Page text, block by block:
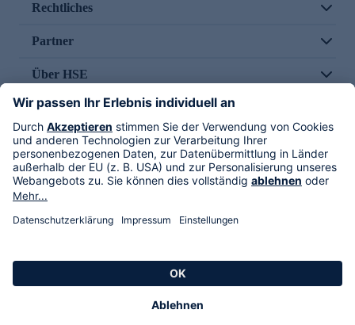
Rechtliches
Partner
Über HSE
Im TV
HSE International